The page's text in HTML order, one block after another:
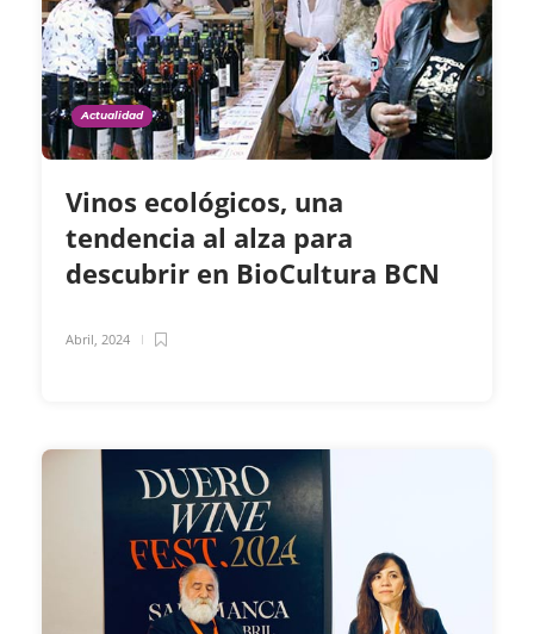
Actualidad
Vinos ecológicos, una
tendencia al alza para
descubrir en BioCultura BCN
Abril, 2024